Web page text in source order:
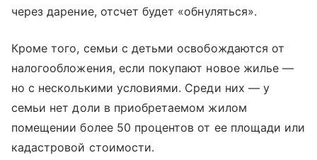
через дарение, отсчет будет «обнуляться».
Кроме того, семьи с детьми освобождаются от
налогообложения, если покупают новое жилье —
но с несколькими условиями. Среди них — у
семьи нет доли в приобретаемом жилом
помещении более 50 процентов от ее площади или
кадастровой стоимости.